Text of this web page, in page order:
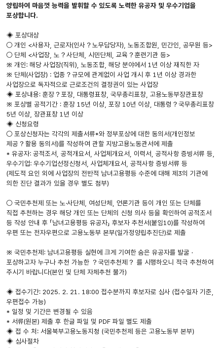
양립하여 마음껏 능력을 발휘할 수 있도록 노력한 유공자 및 우수기업을
포상합니다.
◈ 포상대상
○ 개인 <사용자, 근로자(인사？노무담당자), 노동조합원, 민간인, 공무원 등>
○ 단체 <사업장, 노？사단체, 시민단체, 교육？훈련기관 등>
※ 개인: 해당 사업장(직위), 노동조합, 해당 분야에서 1년 이상 재직한 자
※ 단체(사업장) : 업종？규모에 관계없이 사업 개시 후 1년 이상 경과한
사업장으로 독자적으로 근로조건의 결정권이 있는 사업장
◈ 포상내용: 훈장？포장, 대통령표창, 국무총리표창, 고용노동부장관표창
※ 포상별 공적기간 : 훈장 15년 이상, 포장 10년 이상, 대통령？국무총리표창
5년 이상, 장관표창 1년 이상
◈ 신청요령
○ 포상신청자는 각각의 제출서류*와 정부포상에 대한 동의서(개인정보
제공？활용 동의서)를 작성하여 관할 지방고용노동관서에 제출
* 유공자: 공적조서, 공적개요서, 사업체개요서, 이력서, 공적사항 증빙서류 등,
우수기업: 우수기업선정신청서, 사업체개요서, 공적사항 증빙서류 등
(제도적 요인 외에 사업장의 전반적 남녀고용평등 수준에 대해 제3의 기관에
의한 진단 결과가 있을 경우 별도 첨부)
○ 국민추천제 또는 노·사단체, 여성단체, 언론기관 등이 개인 또는 단체를
직접 추천하는 경우 해당 개인 또는 단체의 신청 의사 등을 확인하여 공적조서
등 작성 안내 후 「남녀고용평등 유공자」 후보자 추천서(붙임10)를 작성하여
우편 또는 전자우편으로 고용노동부 본부(일가정양립추진단)로 제출
※ 국민추천제: 남녀고용평등 실현에 크게 기여한 숨은 유공자를 발굴 ·
포상하고자 누구나 추천 가능한 ？국민추천제？ 를 시행하오니 적극 추천하여
주시기 바랍니다(본인 및 단체 자체추천 불가)
◈ 접수기간: 2025. 2. 21. 18:00 접수분까지 후보자로 심사 (접수일자 기준,
우편접수 가능)
* 일정 및 기간은 변경될 수 있음
* 서류(원본) 제출 후 한글 파일 및 PDF 파일 별도 제출
◈ 접 수 처: 서울북부고용노동지청 (국민추천제 등은 고용노동부 본부)
◈ 심사절차